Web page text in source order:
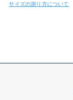
サイズの測り方について